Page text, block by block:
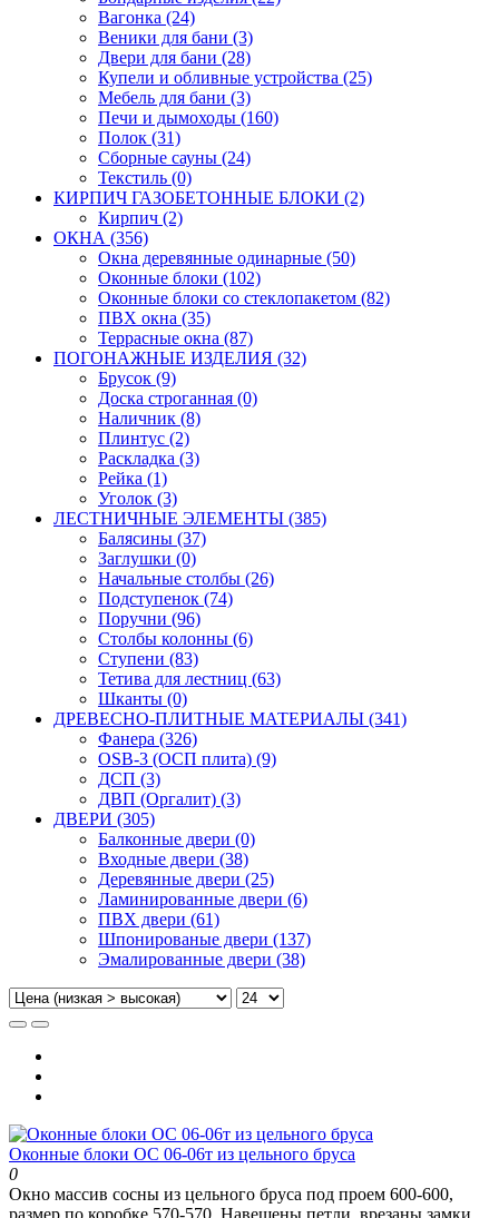
Вагонка (24)
Веники для бани (3)
Двери для бани (28)
Купели и обливные устройства (25)
Мебель для бани (3)
Печи и дымоходы (160)
Полок (31)
Сборные сауны (24)
Текстиль (0)
КИРПИЧ ГАЗОБЕТОННЫЕ БЛОКИ (2)
Кирпич (2)
ОКНА (356)
Окна деревянные одинарные (50)
Оконные блоки (102)
Оконные блоки со стеклопакетом (82)
ПВХ окна (35)
Террасные окна (87)
ПОГОНАЖНЫЕ ИЗДЕЛИЯ (32)
Брусок (9)
Доска строганная (0)
Наличник (8)
Плинтус (2)
Раскладка (3)
Рейка (1)
Уголок (3)
ЛЕСТНИЧНЫЕ ЭЛЕМЕНТЫ (385)
Балясины (37)
Заглушки (0)
Начальные столбы (26)
Подступенок (74)
Поручни (96)
Столбы колонны (6)
Ступени (83)
Тетива для лестниц (63)
Шканты (0)
ДРЕВЕСНО-ПЛИТНЫЕ МАТЕРИАЛЫ (341)
Фанера (326)
OSB-3 (ОСП плита) (9)
ДСП (3)
ДВП (Оргалит) (3)
ДВЕРИ (305)
Балконные двери (0)
Входные двери (38)
Деревянные двери (25)
Ламинированные двери (6)
ПВХ двери (61)
Шпонированые двери (137)
Эмалированные двери (38)
Оконные блоки ОС 06-06т из цельного бруса
0
Окно массив сосны из цельного бруса под проем 600-600,
размер по коробке 570-570. Навешены петли, врезаны замки